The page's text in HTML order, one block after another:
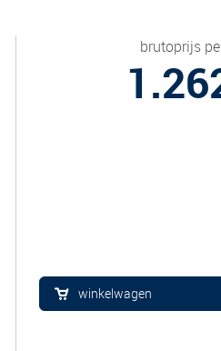
brutoprijs
winkelwagen